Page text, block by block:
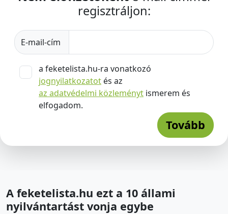
regisztráljon:
E-mail-cím
a feketelista.hu-ra vonatkozó
jognyilatkozatot és az
az adatvédelmi közleményt ismerem és
elfogadom.
Tovább
A feketelista.hu ezt a 10 állami
nyilvántartást vonja egybe